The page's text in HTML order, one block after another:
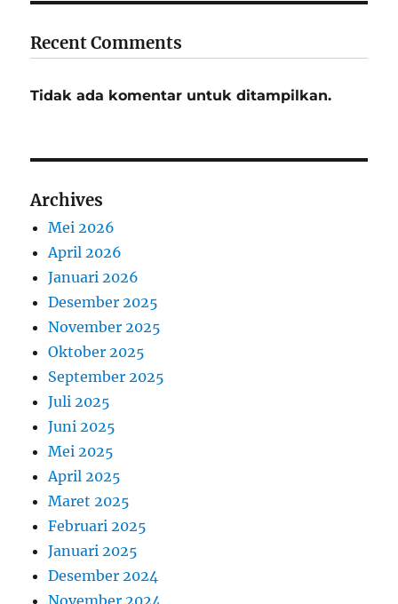
Recent Comments
Tidak ada komentar untuk ditampilkan.
Archives
Mei 2026
April 2026
Januari 2026
Desember 2025
November 2025
Oktober 2025
September 2025
Juli 2025
Juni 2025
Mei 2025
April 2025
Maret 2025
Februari 2025
Januari 2025
Desember 2024